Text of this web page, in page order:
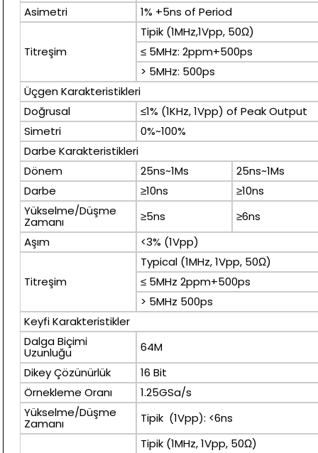
Asimetri
1% +5ns of Period
Titreşim
Tipik (1MHz,1Vpp, 50Ω)
≤ 5MHz: 2ppm+500ps
> 5MHz: 500ps
Üçgen Karakteristikleri
Doğrusal
≤1% (1KHz, 1Vpp) of Peak Output
Simetri
0%~100%
Darbe Karakteristikleri
Dönem
25ns~1Ms
25ns~1Ms
Darbe
≥10ns
≥10ns
Yükselme/Düşme
Zamanı ≥5ns
≥6ns
Aşım
<3% (1Vpp)
Titreşim
Typical (1MHz, 1Vpp, 50Ω)
≤ 5MHz 2ppm+500ps
> 5MHz 500ps
Keyfi Karakteristikler
Dalga Biçimi
Uzunluğu
64M
Dikey Çözünürlük
16 Bit
Örnekleme Oranı
1.25GSa/s
Yükselme/Düşme
Zamanı Tipik (1Vpp): <6ns
Tipik (1MHz, 1Vpp, 50Ω)